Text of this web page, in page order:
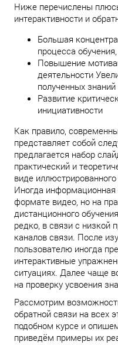
Ниже перечислены
интерактивности и
Большая
процесса обучения,
Повышение
деятельности
полученных
Развитие
инициативности
Как правило,
представляет собой
предлагается набор
практический и
виде
Иногда
формате видео, но на
дистанционного
редко, в связи с низкой
каналов связи. После
пользователю иногда
интерактивные
ситуациях. Далее чаще
на проверку усвоения
Рассмотрим
обратной связи на всех
подобном курсе и
приведём примеры их